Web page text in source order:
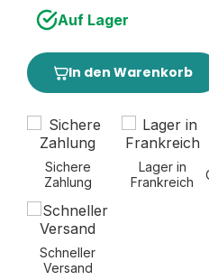
Auf Lager
In den Warenkorb
Sichere
Zahlung
Lager in
Frankreich
Schneller
Versand